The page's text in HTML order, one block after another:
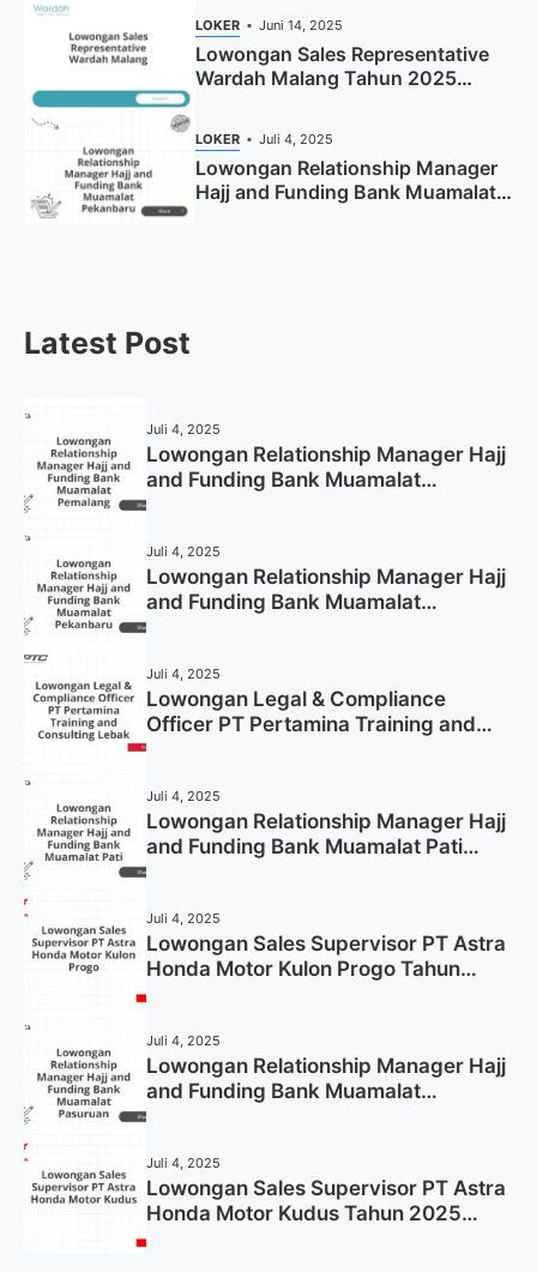
LOKER Juni 14, 2025
Lowongan Sales Representative
Wardah Malang Tahun 2025
LOKER Juli 4, 2025
Lowongan Relationship Manager
Hajj and Funding Bank Muamalat
Latest Post
Juli 4, 2025
Lowongan Relationship Manager Hajj
and Funding Bank Muamalat
Juli 4, 2025
Lowongan Relationship Manager Hajj
and Funding Bank Muamalat
Juli 4, 2025
Lowongan Legal & Compliance
Officer PT Pertamina Training and
Juli 4, 2025
Lowongan Relationship Manager Hajj
and Funding Bank Muamalat Pati
Juli 4, 2025
Lowongan Sales Supervisor PT Astra
Honda Motor Kulon Progo Tahun
Juli 4, 2025
Lowongan Relationship Manager Hajj
and Funding Bank Muamalat
Juli 4, 2025
Lowongan Sales Supervisor PT Astra
Honda Motor Kudus Tahun 2025